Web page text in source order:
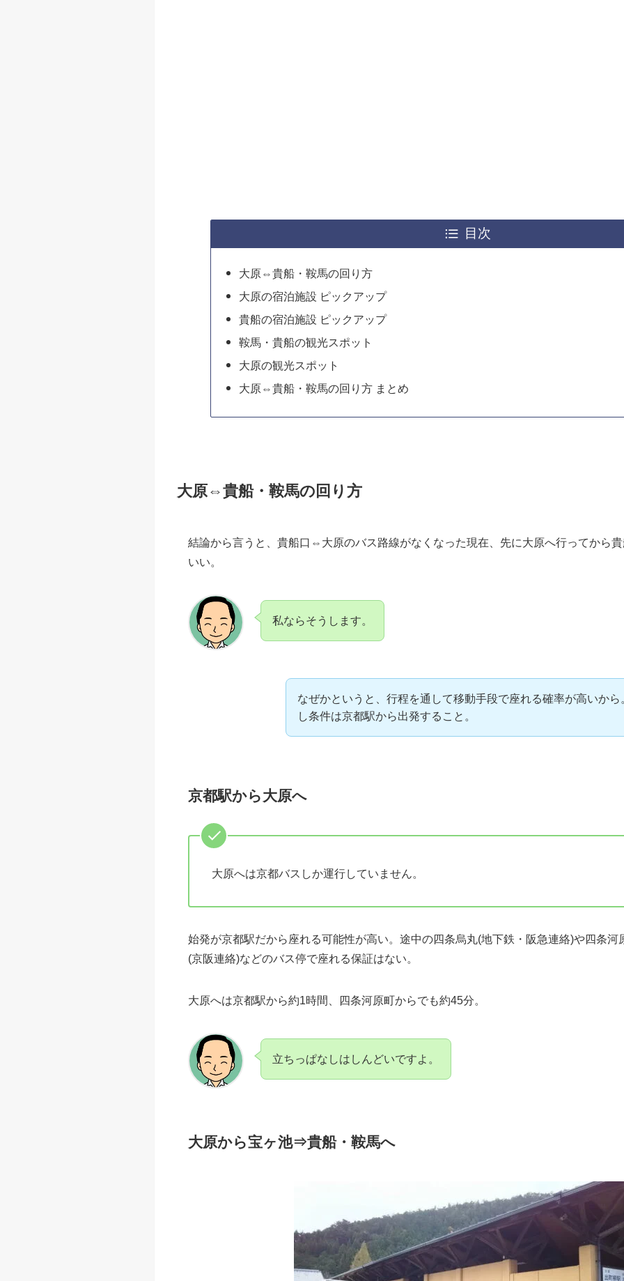
目次
大原⇔貴船・鞍馬の回り方
大原の宿泊施設 ピックアップ
貴船の宿泊施設 ピックアップ
鞍馬・貴船の観光スポット
大原の観光スポット
大原⇔貴船・鞍馬の回り方 まとめ
大原⇔貴船・鞍馬の回り方
結論から言うと、貴船口⇔大原のバス路線がなくなった現在、先に大原へ行ってから
いい。
私ならそうします。
なぜかというと、行程を通して移動手段で座れる確率が高いから
し条件は京都駅から出発すること。
京都駅から大原へ
大原へは京都バスしか運行していません。
始発が京都駅だから座れる可能性が高い。途中の四条烏丸(地下鉄・阪急連絡)や四条河
(京阪連絡)などのバス停で座れる保証はない。
大原へは京都駅から約1時間、四条河原町からでも約45分。
立ちっぱなしはしんどいですよ。
大原から宝ヶ池⇒貴船・鞍馬へ